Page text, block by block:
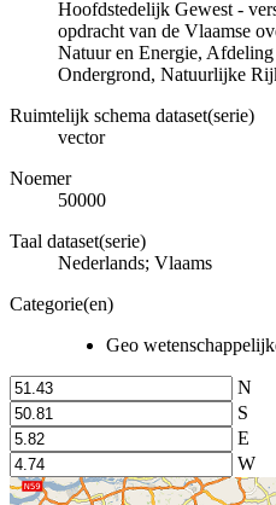
Hoofdstedelijk Gewest -
opdracht van de Vlaamse
Natuur en Energie,
Ondergrond, Natuurlijke
Ruimtelijk schema dataset(serie)
vector
Noemer
50000
Taal dataset(serie)
Nederlands; Vlaams
Categorie(en)
Geo
N
S
E
W